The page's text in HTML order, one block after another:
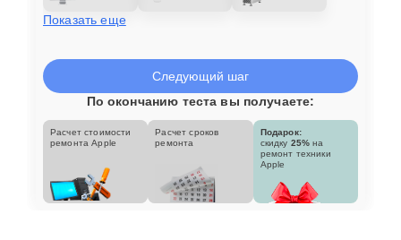
Показать еще
Следующий шаг
По окончанию теста вы получаете:
Расчет стоимости
ремонта Apple
Расчет сроков
ремонта
Подарок:
скидку 25% на
ремонт техники
Apple